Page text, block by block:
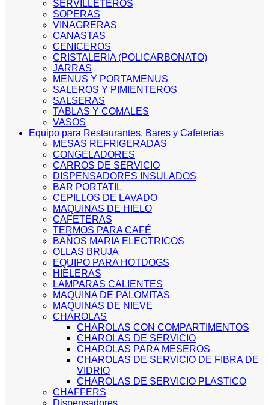
SERVILLETEROS
SOPERAS
VINAGRERAS
CANASTAS
CENICEROS
CRISTALERIA (POLICARBONATO)
JARRAS
MENUS Y PORTAMENUS
SALEROS Y PIMIENTEROS
SALSERAS
TABLAS Y COMALES
VASOS
Equipo para Restaurantes, Bares y Cafeterias
MESAS REFRIGERADAS
CONGELADORES
CARROS DE SERVICIO
DISPENSADORES INSULADOS
BAR PORTATIL
CEPILLOS DE LAVADO
MAQUINAS DE HIELO
CAFETERAS
TERMOS PARA CAFÉ
BAÑOS MARIA ELECTRICOS
OLLAS BRUJA
EQUIPO PARA HOTDOGS
HIELERAS
LAMPARAS CALIENTES
MAQUINA DE PALOMITAS
MAQUINAS DE NIEVE
CHAROLAS
CHAROLAS CON COMPARTIMENTOS
CHAROLAS DE SERVICIO
CHAROLAS PARA MESEROS
CHAROLAS DE SERVICIO DE FIBRA DE
VIDRIO
CHAROLAS DE SERVICIO PLASTICO
CHAFFERS
Dispensadores